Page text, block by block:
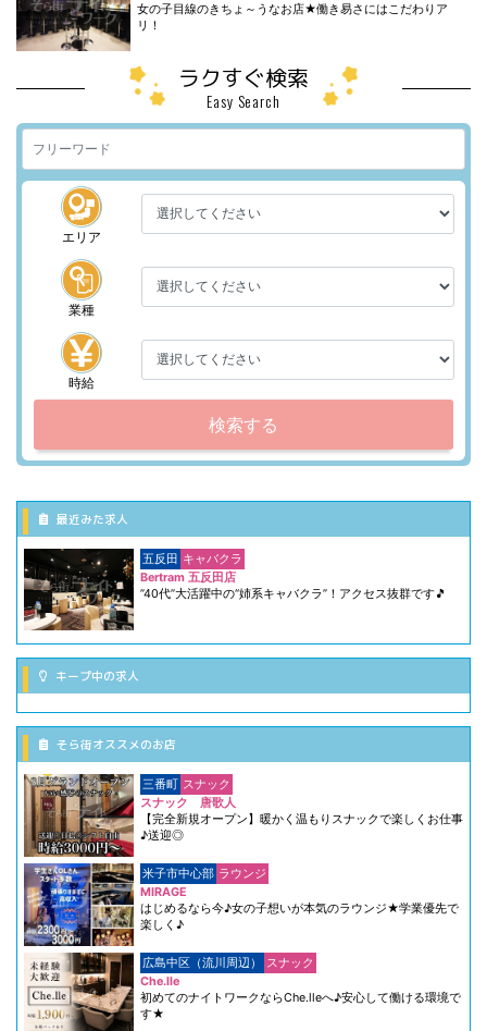
女の子目線のきちょ～うなお店★働き易さにはこだわりア
リ！
ラクすぐ検索
Easy Search
エリア
業種
時給
検索する
最近みた求人
五反田 キャバクラ
Bertram 五反田店
”40代”大活躍中の“姉系キャバクラ”！アクセス抜群です🎵
キープ中の求人
そら街オススメのお店
三番町 スナック
スナック 唐歌人
【完全新規オープン】暖かく温もりスナックで楽しくお仕事
♪送迎◎
米子市中心部 ラウンジ
MIRAGE
はじめるなら今♪女の子想いが本気のラウンジ★学業優先で
楽しく♪
広島中区（流川周辺）
スナック
Che.lle
初めてのナイトワークならChe.lleへ♪安心して働ける環境で
す★